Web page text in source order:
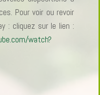
Pour voir ou revoir
: cliquez sur le lien :
watch?